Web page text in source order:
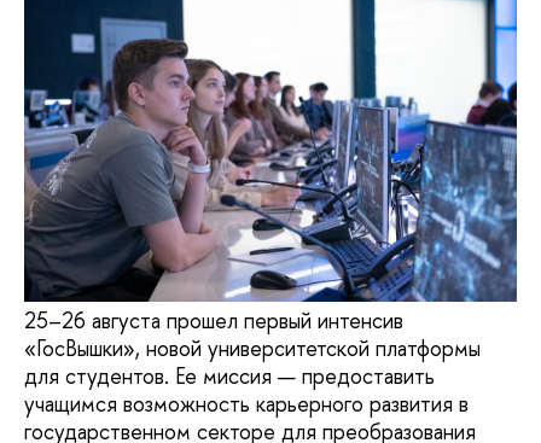
25–26 августа прошел первый интенсив
«ГосВышки», новой университетской платформы
для студентов. Ее миссия — предоставить
учащимся возможность карьерного развития в
государственном секторе для преобразования